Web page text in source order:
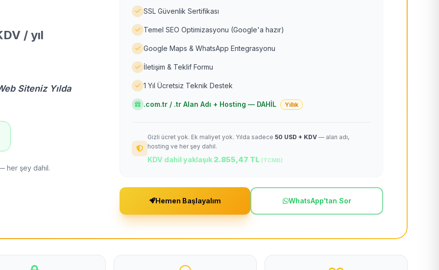
/ yıl
Siteniz Yılda
her şey dahil.
SSL Güvenlik Sertifikası
Temel SEO Optimizasyonu (Google'a hazır)
Google Maps & WhatsApp Entegrasyonu
İletişim & Teklif Formu
1 Yıl Ücretsiz Teknik Destek
.com.tr / .tr Alan Adı + Hosting — DAHİL Yıllık
Gizli ücret yok. Ek maliyet yok. Yılda sadece 50 USD + KDV — alan adı,
hosting ve her şey dahil.
KDV dahil yaklaşık 2.855,47 TL (TCMB)
Hemen Başlayalım WhatsApp'tan Sor